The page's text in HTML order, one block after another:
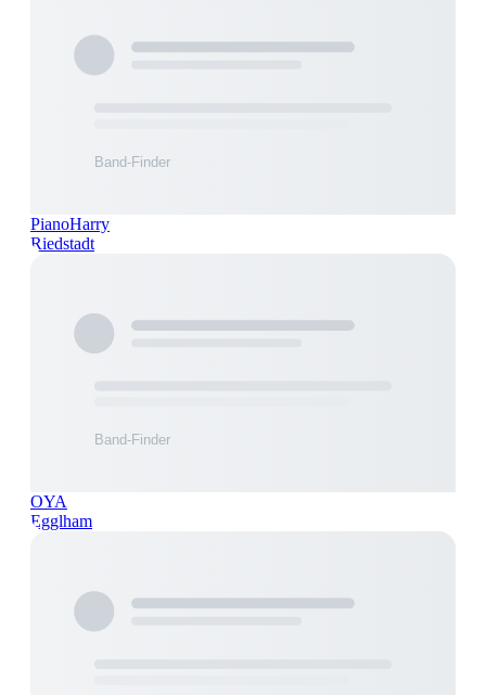
PianoHarry
Riedstadt
OYA
Egglham